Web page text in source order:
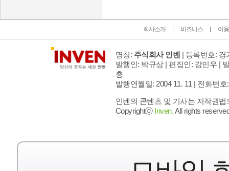
회사소개 비즈니스 이
명칭: 주식회사 인벤 | 등록번호: 경
발행인: 박규상 | 편집인: 강민우 |
층
발행연월일: 2004 11. 11 | 전화번호
인벤의 콘텐츠 및 기사는 저작권
Copyrightⓒ Inven.All rights